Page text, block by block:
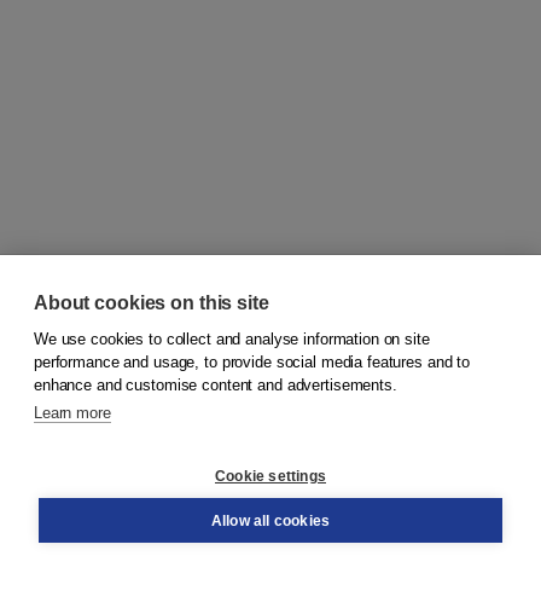
© 2026Koninklijke Boom uitgevers
Order
About cookies on this site
We use cookies to collect and analyse information on site
performance and usage, to provide social media features and to
enhance and customise content and advertisements.
Learn more
Cookie settings
Allow all cookies